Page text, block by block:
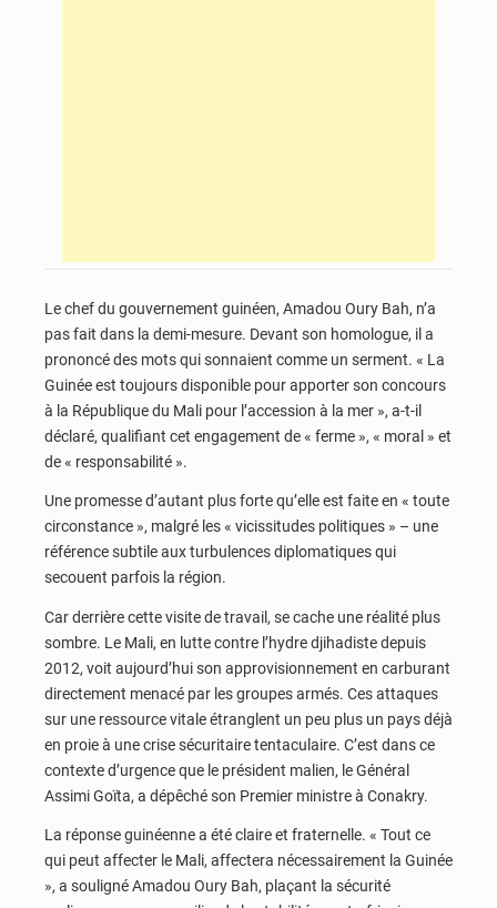
Le chef du gouvernement guinéen, Amadou Oury Bah, n’a
pas fait dans la demi-mesure. Devant son homologue, il a
prononcé des mots qui sonnaient comme un serment. « La
Guinée est toujours disponible pour apporter son concours
à la République du Mali pour l’accession à la mer », a-t-il
déclaré, qualifiant cet engagement de « ferme », « moral » et
de « responsabilité ».
Une promesse d’autant plus forte qu’elle est faite en « toute
circonstance », malgré les « vicissitudes politiques » – une
référence subtile aux turbulences diplomatiques qui
secouent parfois la région.
Car derrière cette visite de travail, se cache une réalité plus
sombre. Le Mali, en lutte contre l’hydre djihadiste depuis
2012, voit aujourd’hui son approvisionnement en carburant
directement menacé par les groupes armés. Ces attaques
sur une ressource vitale étranglent un peu plus un pays déjà
en proie à une crise sécuritaire tentaculaire. C’est dans ce
contexte d’urgence que le président malien, le Général
Assimi Goïta, a dépêché son Premier ministre à Conakry.
La réponse guinéenne a été claire et fraternelle. « Tout ce
qui peut affecter le Mali, affectera nécessairement la Guinée
», a souligné Amadou Oury Bah, plaçant la sécurité